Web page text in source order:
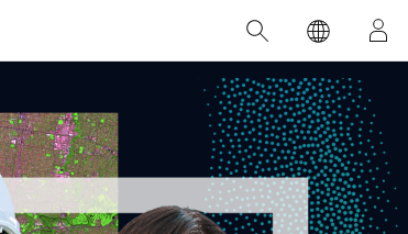
位置智能
数字化转换
数字孪生体
推荐书籍